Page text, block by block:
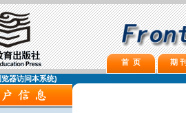
首 页 期
器访问本系统)